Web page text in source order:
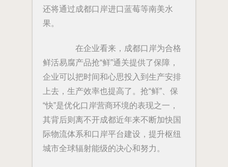
还将通过成都口岸进口蓝莓等南美水
果。
在企业看来，成都口岸为合格
鲜活易腐产品抢“鲜”通关提供了保障，
企业可以把时间和心思投入到生产安排
上去，生产效率也提高了。抢“鲜”、保
“快”是优化口岸营商环境的表现之一，
其背后则离不开成都近年来不断加快国
际物流体系和口岸平台建设，提升枢纽
城市全球辐射能级的决心和努力。